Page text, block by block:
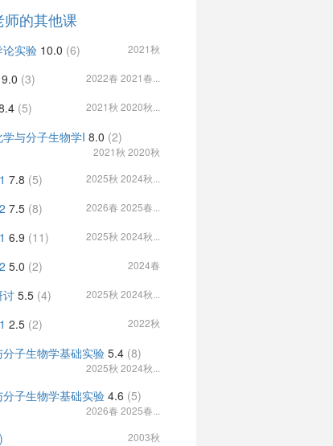
师的其他课
论实验 10.0 (6) 2021秋
9.0 (3) 2022春 2021春...
(5) 2021秋 2020秋...
与分子生物学I 8.0 (2)
2021秋 2020秋
7.8 (5) 2025秋 2024秋...
7.5 (8) 2026春 2025春...
6.9 (11) 2025秋 2024秋...
5.0 (2) 2024春
讨 5.5 (4) 2025秋 2024秋...
2.5 (2) 2022秋
子生物学基础实验 5.4 (8)
2025秋 2024秋...
子生物学基础实验 4.6 (5)
2026春 2025春...
2003秋